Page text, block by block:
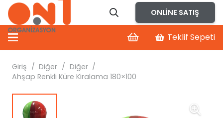
ONLINE SATIŞ
Teklif Sepeti
Giriş / Diğer / Diğer /
Ahşap Renkli Küre Kiralama 180×100